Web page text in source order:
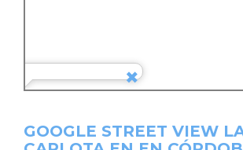
GOOGLE STREET VIEW